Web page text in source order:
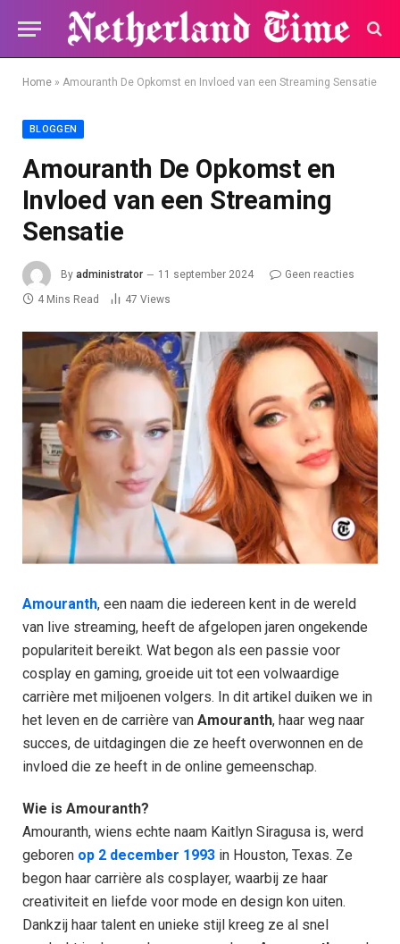
Home » Amouranth De Opkomst en Invloed van een Streaming Sensatie
BLOGGEN
Amouranth De Opkomst en
Invloed van een Streaming
Sensatie
By administrator 11 september 2024
Geen reacties
4 Mins Read
47 Views
Amouranth, een naam die iedereen kent in de wereld
van live streaming, heeft de afgelopen jaren ongekende
populariteit bereikt. Wat begon als een passie voor
cosplay en gaming, groeide uit tot een volwaardige
carrière met miljoenen volgers. In dit artikel duiken we in
het leven en de carrière van Amouranth, haar weg naar
succes, de uitdagingen die ze heeft overwonnen en de
invloed die ze heeft in de online gemeenschap.
Wie is Amouranth?
Amouranth, wiens echte naam Kaitlyn Siragusa is, werd
geboren op 2 december 1993 in Houston, Texas. Ze
begon haar carrière als cosplayer, waarbij ze haar
creativiteit en liefde voor mode en design kon uiten.
Dankzij haar talent en unieke stijl kreeg ze al snel